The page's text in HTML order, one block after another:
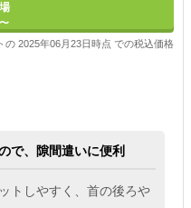
2025年06月23日時点 での税込価格
で、隙間遣いに便利
トしやすく、首の後ろや